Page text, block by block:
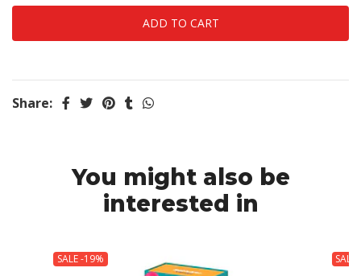
Share:
You might also be
interested in
SALE -19%